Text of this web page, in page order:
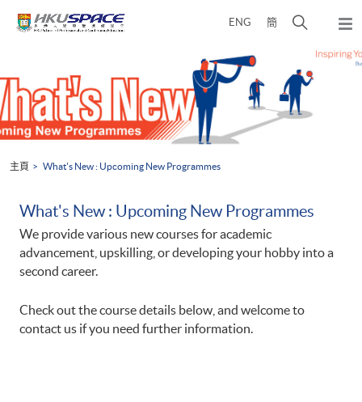
ENG 簡
搜
尋
面
彈
主
start
主頁 What's New : Upcoming New Programmes
What's New : Upcoming New Programmes
We provide various new courses for academic
advancement, upskilling, or developing your hobby into a
second career.
Check out the course details below, and welcome to
contact us if you need further information.